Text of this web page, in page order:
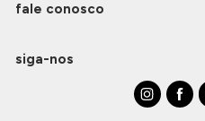
fale conosco
siga-nos